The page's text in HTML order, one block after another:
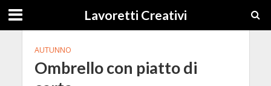
Lavoretti Creativi
AUTUNNO
Ombrello con piatto di